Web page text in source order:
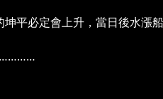
平必定會上升，當日後水漲